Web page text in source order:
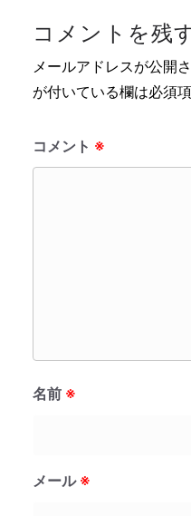
コメントを残
メールアドレスが公開
が付いている欄は必須
コメント ※
名前 ※
メール ※